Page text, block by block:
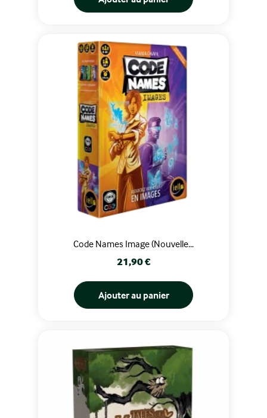
Code Names Image (Nouvelle...
Prix
21,90 €
Ajouter au panier